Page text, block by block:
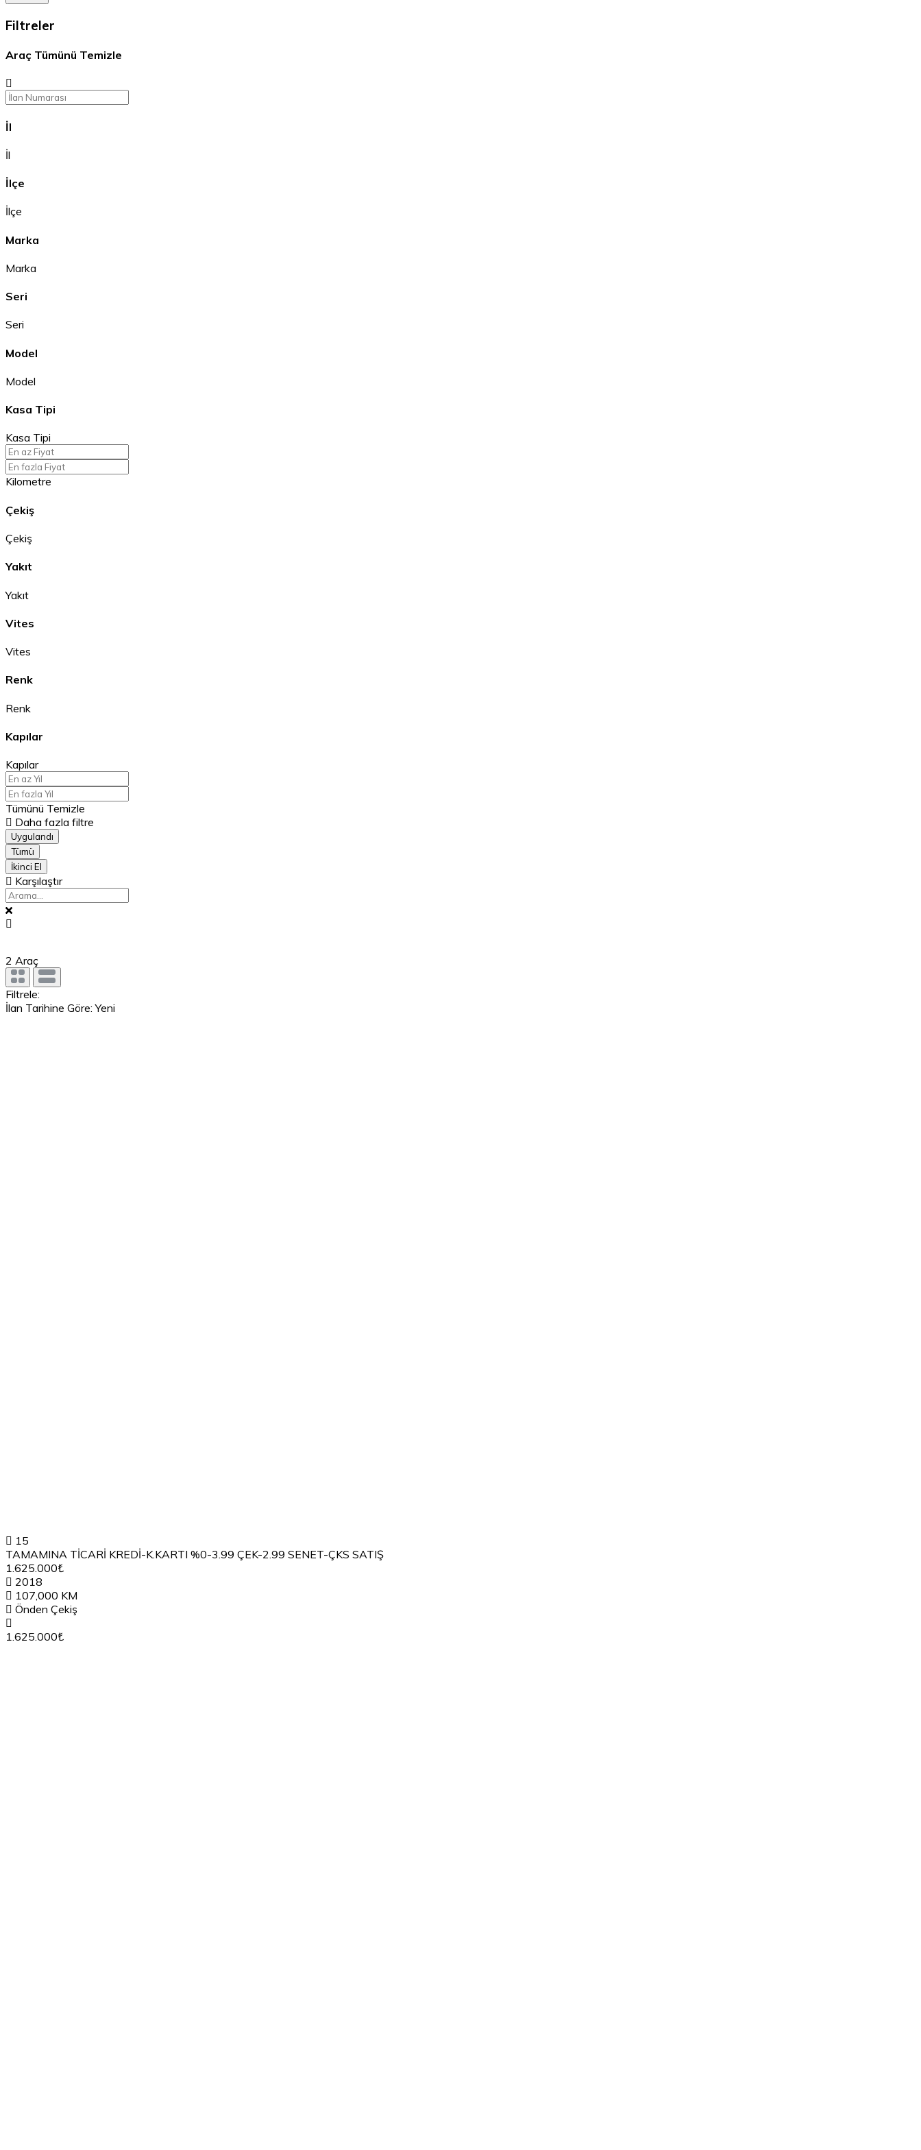
Filtreler
Araç Tümünü Temizle
İl
İl
İlçe
İlçe
Marka
Marka
Seri
Seri
Model
Model
Kasa Tipi
Kasa Tipi
Kilometre
Çekiş
Çekiş
Yakıt
Yakıt
Vites
Vites
Renk
Renk
Kapılar
Kapılar
Tümünü Temizle
Daha fazla filtre
Uygulandı
Tümü
İkinci El
Karşılaştır
2 Araç
Filtrele:
İlan Tarihine Göre: Yeni
15
TAMAMINA TİCARİ KREDİ-K.KARTI %0-3.99 ÇEK-2.99 SENET-ÇKS SATIŞ
1.625.000₺
2018
107,000 KM
Önden Çekiş
1.625.000₺